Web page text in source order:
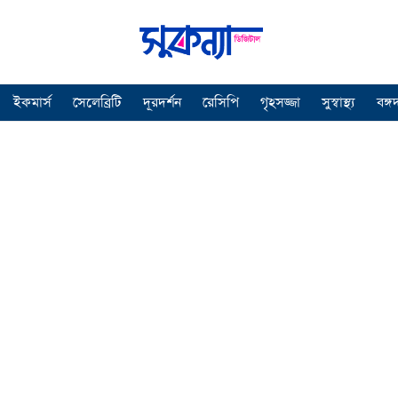
ইকমার্স সেলেব্রিটি দূরদর্শন রেসিপি গৃহসজ্জা সুস্বাস্থ্য